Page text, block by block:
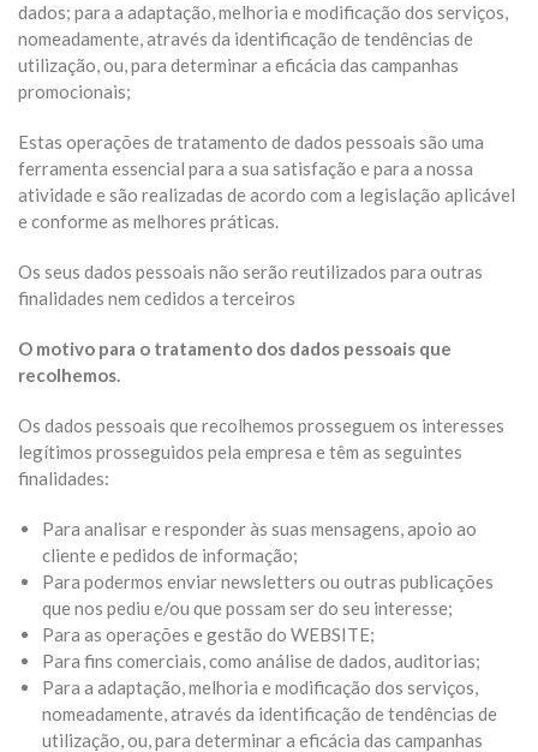
dados; para a adaptação, melhoria e modificação dos serviços,
nomeadamente, através da identificação de tendências de
utilização, ou, para determinar a eficácia das campanhas
promocionais;
Estas operações de tratamento de dados pessoais são uma
ferramenta essencial para a sua satisfação e para a nossa
atividade e são realizadas de acordo com a legislação aplicável
e conforme as melhores práticas.
Os seus dados pessoais não serão reutilizados para outras
finalidades nem cedidos a terceiros
O motivo para o tratamento dos dados pessoais que
recolhemos.
Os dados pessoais que recolhemos prosseguem os interesses
legítimos prosseguidos pela empresa e têm as seguintes
finalidades:
Para analisar e responder às suas mensagens, apoio ao
cliente e pedidos de informação;
Para podermos enviar newsletters ou outras publicações
que nos pediu e/ou que possam ser do seu interesse;
Para as operações e gestão do WEBSITE;
Para fins comerciais, como análise de dados, auditorias;
Para a adaptação, melhoria e modificação dos serviços,
nomeadamente, através da identificação de tendências de
utilização, ou, para determinar a eficácia das campanhas